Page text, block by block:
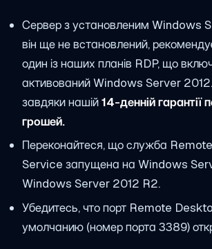
Сервер з установленим Windows
він ще не встановлений,
один із наших планів RDP, що
активований Windows Server
завдяки нашій14-денній гарантії
грошей.
Переконайтеся, що служба
Service запущена на Windows
Windows Server 2012 R2.
Убедитесь, что порт Remote
умолчанию (номер порта 3389)